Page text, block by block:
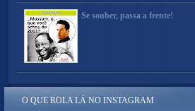
Se souber, passa a frente!
O QUE ROLA LÁ NO INSTAGRAM